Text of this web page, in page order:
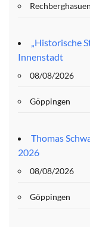
Rechberghasuen
„Historische
Innenstadt
08/08/2026
Göppingen
Thomas
2026
08/08/2026
Göppingen